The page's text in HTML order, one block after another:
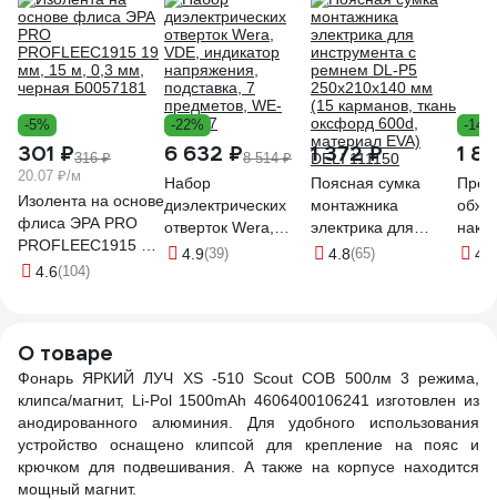
IPX7 TOP-MX12SL
-5%
301 ₽316 ₽
20.07 ₽/м
Изолента на основе
флиса ЭРА PRO
PROFLEEC1915 19
мм, 15 м, 0,3 мм,
4.6(104)
-22%
6 632 ₽8 514 ₽
Набор
диэлектрических
отверток Wera,
VDE, индикатор
4.9(39)
1 372 ₽
Поясная сумка
монтажника
электрика для
инструмента с
DELI 111150
4.8(65)
-14%
1
4.5
О товаре
Фонарь ЯРКИЙ ЛУЧ XS -510 Scout COB 500лм 3 режима,
клипса/магнит, Li-Pol 1500mAh 4606400106241 изготовлен из
анодированного алюминия. Для удобного использования
устройство оснащено клипсой для крепление на пояс и
крючком для подвешивания. А также на корпусе находится
мощный магнит.